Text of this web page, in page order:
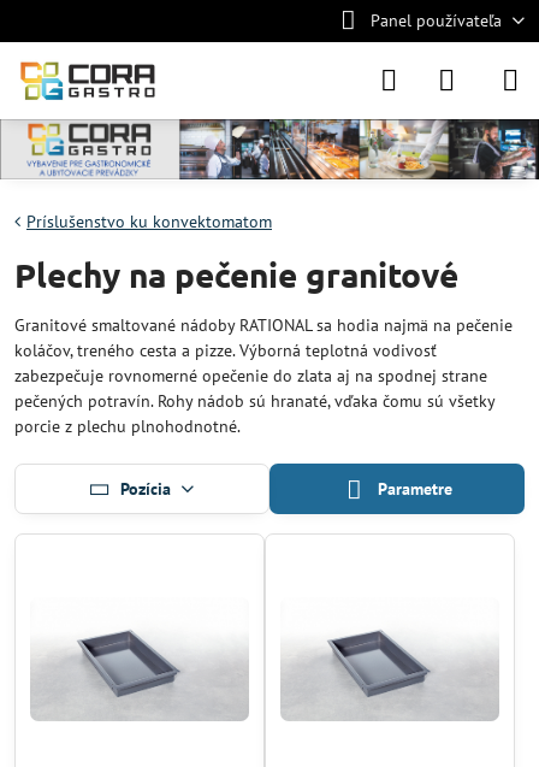
Panel používateľa
Príslušenstvo ku konvektomatom
Plechy na pečenie granitové
Granitové smaltované nádoby RATIONAL sa hodia najmä na pečenie
koláčov, treného cesta a pizze. Výborná teplotná vodivosť
zabezpečuje rovnomerné opečenie do zlata aj na spodnej strane
pečených potravín. Rohy nádob sú hranaté, vďaka čomu sú všetky
porcie z plechu plnohodnotné.
Pozícia Parametre